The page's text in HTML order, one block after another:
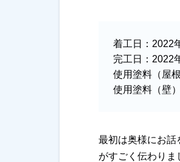
着工日： 2022
完工日： 2022
使用塗料（屋根
使用塗料（壁）
最初は奥様にお話
がすごく伝わりま